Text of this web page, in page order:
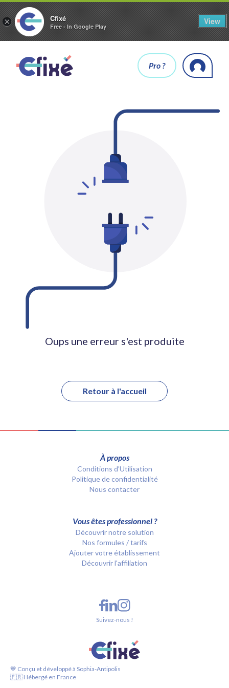
× Cfixé
Free - In Google Play
View
Pro ?
Oups une erreur s'est produite
Retour à l'accueil
À propos
Conditions d’Utilisation
Politique de confidentialité
Nous contacter
Vous êtes professionnel ?
Découvrir notre solution
Nos formules / tarifs
Ajouter votre établissement
Découvrir l'affiliation
💙 Conçu et développé à Sophia-Antipolis
🇫🇷 Hébergé en France
Suivez-nous !